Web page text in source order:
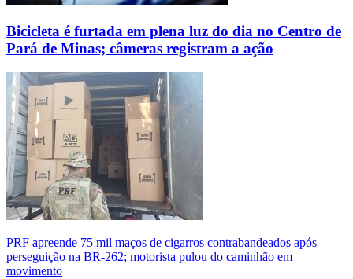
Bicicleta é furtada em plena luz do dia no Centro de
Pará de Minas; câmeras registram a ação
PRF apreende 75 mil maços de cigarros contrabandeados após
perseguição na BR-262; motorista pulou do caminhão em
movimento